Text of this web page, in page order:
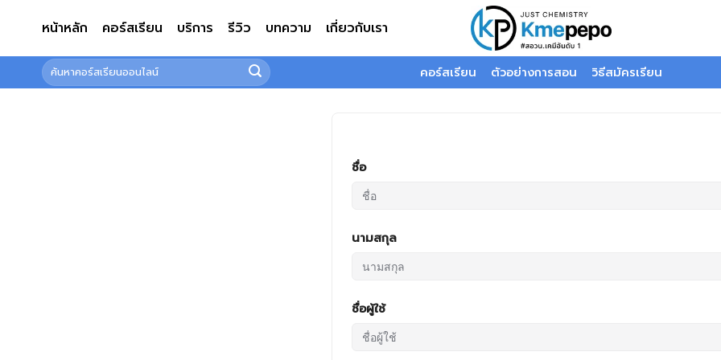
หน้าหลัก คอร์สเรียน บริการ รีวิว บทความ เกี่ยวกับเรา
ค้นหา: คอร์สเรียน ตัวอย่างการสอน วิธีสมัครเรียน
ชื่อ
นามสกุล
ชื่อผู้ใช้